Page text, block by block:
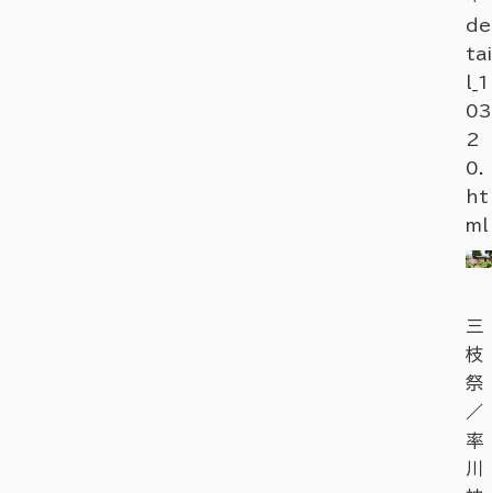
de
tai
l_1
03
2
0.
ht
ml
三
枝
祭
／
率
川